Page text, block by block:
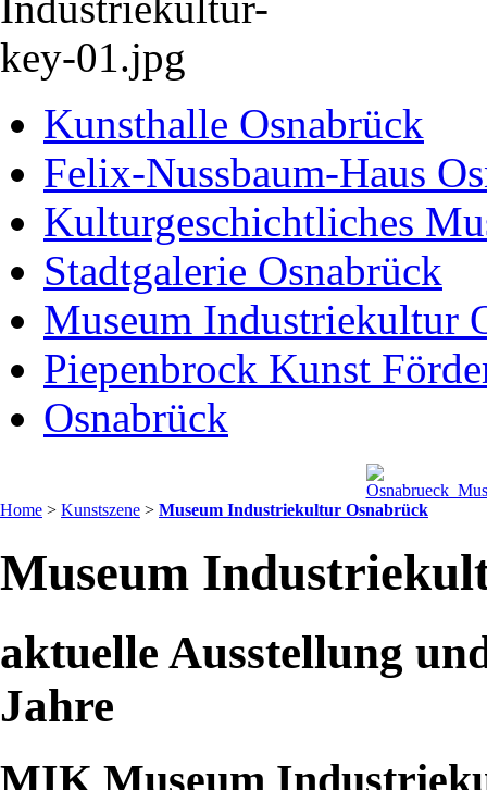
Kunsthalle Osnabrück
Felix-Nussbaum-Haus
Kulturgeschichtliches
Stadtgalerie Osnabrück
Museum Industriekultur
Piepenbrock Kunst
Osnabrück
Home > Kunstszene > Museum Industriekultur Osnabrück
Museum
aktuelle Ausstellung
Jahre
MIK Museum